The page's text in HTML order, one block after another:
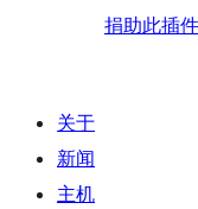
捐助此插件
关于
新闻
主机